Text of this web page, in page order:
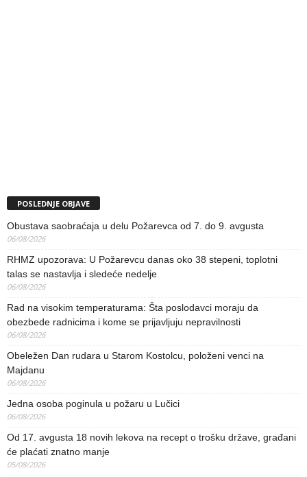
POSLEDNJE OBJAVE
Obustava saobraćaja u delu Požarevca od 7. do 9. avgusta
06/08/2026
RHMZ upozorava: U Požarevcu danas oko 38 stepeni, toplotni
talas se nastavlja i sledeće nedelje
06/08/2026
Rad na visokim temperaturama: Šta poslodavci moraju da
obezbede radnicima i kome se prijavljuju nepravilnosti
06/08/2026
Obeležen Dan rudara u Starom Kostolcu, položeni venci na
Majdanu
06/08/2026
Jedna osoba poginula u požaru u Lučici
06/08/2026
Od 17. avgusta 18 novih lekova na recept o trošku države, građani
će plaćati znatno manje
05/08/2026